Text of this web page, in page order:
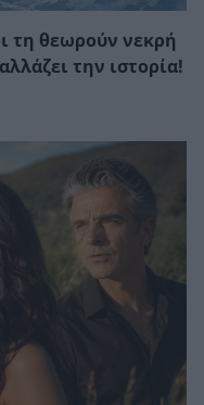
τη θεωρούν νεκρή
την ιστορία!